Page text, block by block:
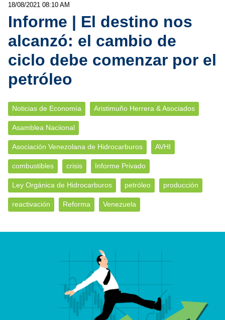
18/08/2021 08:10 AM
Informe | El destino nos
alcanzó: el cambio de
ciclo debe comenzar por el
petróleo
Noticias de Economía Aristimuño Herrera & Asociados
Asamblea Naciional
Asociación Venezolana de Hidrocarburos AVHI
combustibles crisis Informe Privado
Ley Orgánica de Hidrocarburos petróleo producción
reactivación Reforma Venezuela